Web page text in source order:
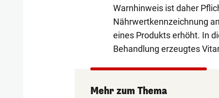
Warnhinweis ist daher
Nährwertkennzeichnung
eines Produkts erhöht. In
Behandlung erzeugtes
Mehr zum Thema